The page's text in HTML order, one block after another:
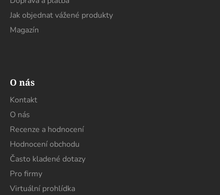
Jak objednat vážené produkty
Magazín
O nás
Kontakt
O nás
Recenze a hodnocení
Hodnocení obchodu
Často kladené dotazy
Pro firmy
Virtuální prohlídka